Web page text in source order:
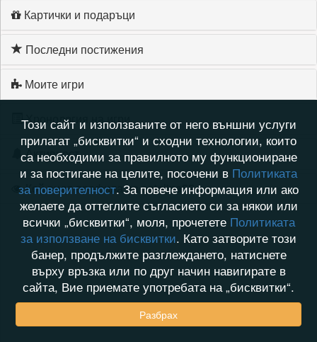
Картички и подаръци
Последни постижения
Моите игри
Хронология на игри
Активност
Кой видя профила на anjelina55
Този сайт и използваните от него външни услуги
прилагат „бисквитки“ и сходни технологии, които
са необходими за правилното му функциониране
и за постигане на целите, посочени в Политиката
за поверителност. За повече информация или ако
желаете да оттеглите съгласието си за някои или
всички „бисквитки“, моля, прочетете Политиката
за използване на бисквитки. Като затворите този
банер, продължите разглеждането, натиснете
върху връзка или по друг начин навигирате в
сайта, Вие приемате употребата на „бисквитки“.
Разбрах